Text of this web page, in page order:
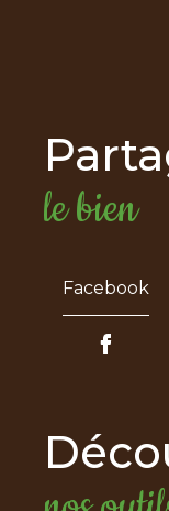
le bien
Facebook